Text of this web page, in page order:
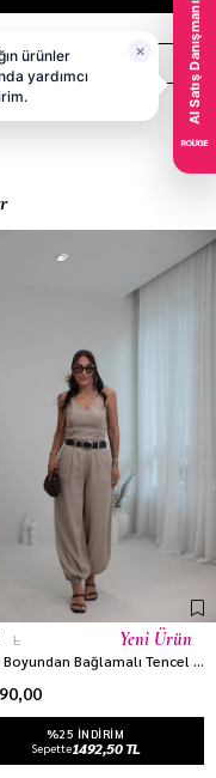
L
2330 Boyundan Bağlamalı Tencel Tulum KOYU BEJ
%25 INDIRIM
Sepette1492,50 TL
Yeni Ürün